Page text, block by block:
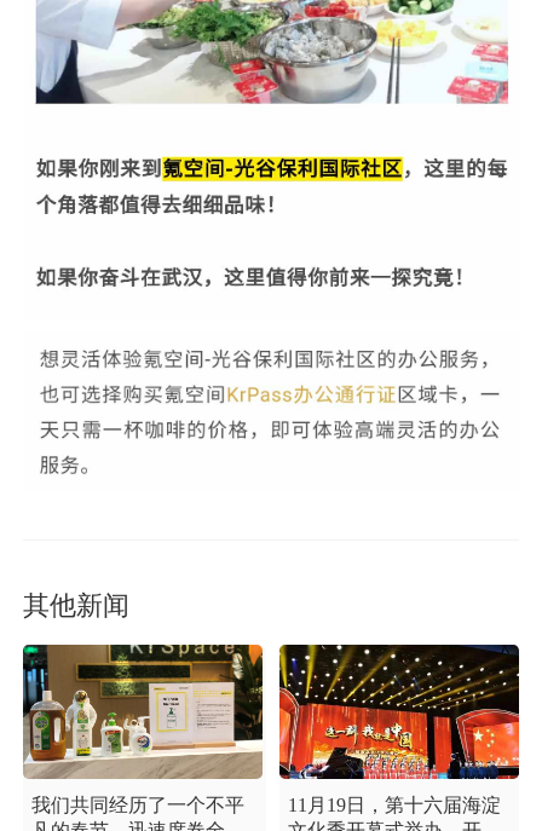
其他新闻
我们共同经历了一个不平
11月19日，第十六届海淀